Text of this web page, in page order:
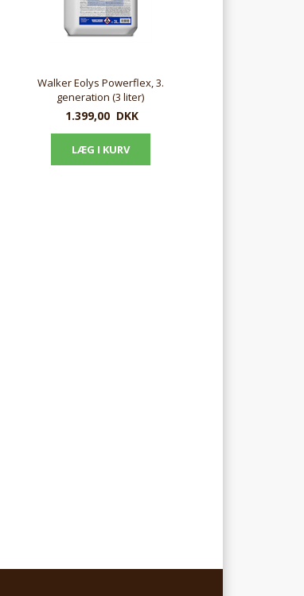
Walker Eolys Powerflex, 3.
generation (3 liter)
1.399,00 DKK